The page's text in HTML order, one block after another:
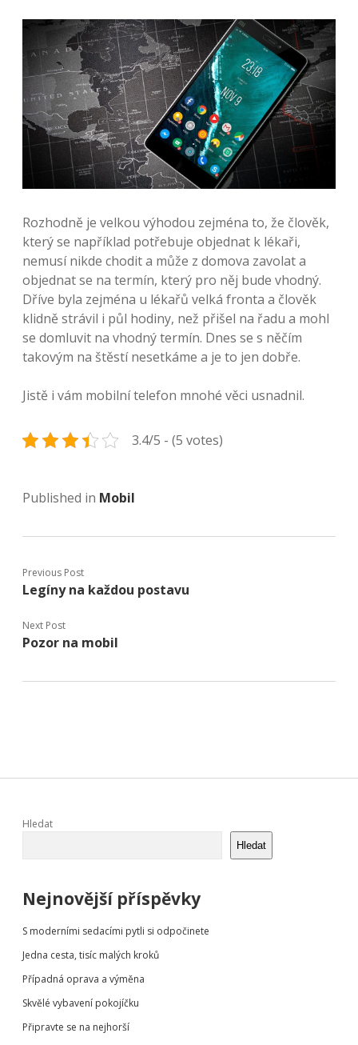
Rozhodně je velkou výhodou zejména to, že člověk,
který se například potřebuje objednat k lékaři,
nemusí nikde chodit a může z domova zavolat a
objednat se na termín, který pro něj bude vhodný.
Dříve byla zejména u lékařů velká fronta a člověk
klidně strávil i půl hodiny, než přišel na řadu a mohl
se domluvit na vhodný termín. Dnes se s něčím
takovým na štěstí nesetkáme a je to jen dobře.
Jistě i vám mobilní telefon mnohé věci usnadnil.
3.4/5 - (5 votes)
Published in Mobil
Previous Post
Legíny na každou postavu
Next Post
Pozor na mobil
Sidebar
Hledat
Hledat
Nejnovější příspěvky
S moderními sedacími pytli si odpočinete
Jedna cesta, tisíc malých kroků
Případná oprava a výměna
Skvělé vybavení pokojíčku
Připravte se na nejhorší